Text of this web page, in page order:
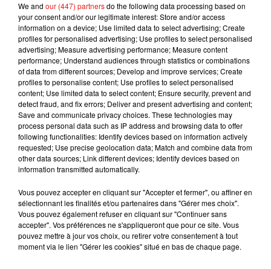
Musique
6 août 2026
Karol G dévoile la tracklist de son nouvel
album… avec des invités...
5 août 2026
Benny Blanco invite Selena Gomez et
Becky G sur son nouveau single
31 juillet 2026
Escapade à Guadalajara
We and our (447) partnersdo the following data processing based on
your consent and/or our legitimate interest: Store and/or access
information on a device; Use limited data to select advertising; Create
profiles for personalised advertising; Use profiles to select personalised
advertising; Measure advertising performance; Measure content
performance; Understand audiences through statistics or combinations
of data from different sources; Develop and improve services; Create
profiles to personalise content; Use profiles to select personalised
content; Use limited data to select content; Ensure security, prevent and
detect fraud, and fix errors; Deliver and present advertising and content;
Save and communicate privacy choices. These technologies may
process personal data such as IP address and browsing data to offer
following functionalities: Identify devices based on information actively
requested; Use precise geolocation data; Match and combine data from
other data sources; Link different devices; Identify devices based on
information transmitted automatically.
Vous pouvez accepter en cliquant sur "Accepter et fermer", ou affiner en
sélectionnant les finalités et/ou partenaires dans "Gérer mes choix".
Vous pouvez également refuser en cliquant sur "Continuer sans
accepter". Vos préférences ne s'appliqueront que pour ce site. Vous
pouvez mettre à jour vos choix, ou retirer votre consentement à tout
moment via le lien "Gérer les cookies" situé en bas de chaque page.